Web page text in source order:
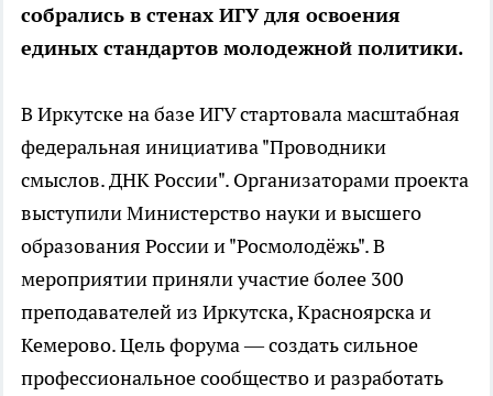
собрались в стенах ИГУ для освоения
единых стандартов молодежной политики.
В Иркутске на базе ИГУ стартовала масштабная
федеральная инициатива "Проводники
смыслов. ДНК России". Организаторами проекта
выступили Министерство науки и высшего
образования России и "Росмолодёжь". В
мероприятии приняли участие более 300
преподавателей из Иркутска, Красноярска и
Кемерово. Цель форума — создать сильное
профессиональное сообщество и разработать